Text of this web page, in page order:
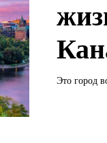
Это город